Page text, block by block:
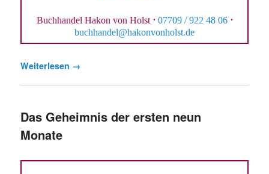
Buchhandel Hakon von Holst · 07709 / 922 48 06 ·
buchhandel@hakonvonholst.de
Weiterlesen →
Das Geheimnis der ersten neun
Monate